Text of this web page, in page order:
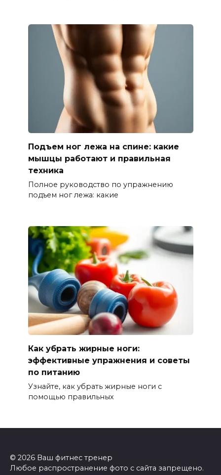
Подъем ног лежа на спине: какие
мышцы работают и правильная
техника
Полное руководство по упражнению
подъем ног лежа: какие
Как убрать жирные ноги:
эффективные упражнения и советы
по питанию
Узнайте, как убрать жирные ноги с
помощью правильных
© 2026 Ваш фитнес тренер
Любое распространение фото с сайта запрещено.